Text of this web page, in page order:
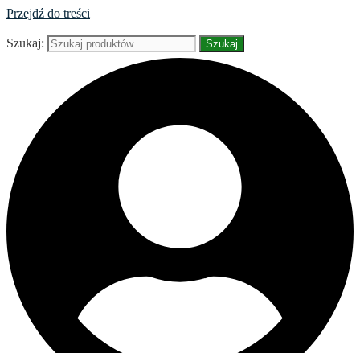
Przejdź do treści
Szukaj: Szukaj